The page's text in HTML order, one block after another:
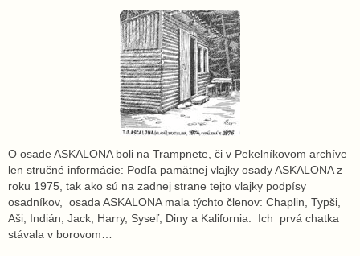
O osade ASKALONA boli na Trampnete, či v Pekelníkovom archíve
len stručné informácie: Podľa pamätnej vlajky osady ASKALONA z
roku 1975, tak ako sú na zadnej strane tejto vlajky podpísy
osadníkov, osada ASKALONA mala týchto členov: Chaplin, Typši,
Aši, Indián, Jack, Harry, Syseľ, Diny a Kalifornia. Ich prvá chatka
stávala v borovom…